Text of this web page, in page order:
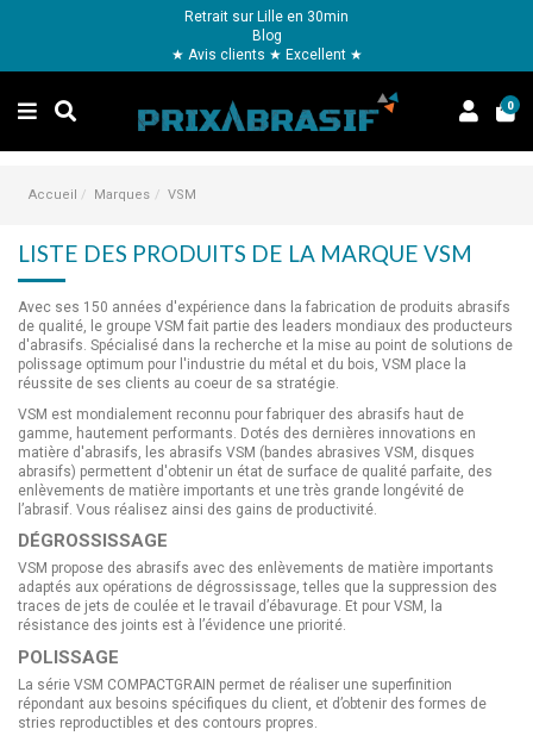
Retrait sur Lille en 30min
Blog
★ Avis clients ★ Excellent ★
0
Accueil Marques VSM
LISTE DES PRODUITS DE LA MARQUE VSM
Avec ses 150 années d'expérience dans la fabrication de produits abrasifs
de qualité, le groupe VSM fait partie des leaders mondiaux des producteurs
d'abrasifs. Spécialisé dans la recherche et la mise au point de solutions de
polissage optimum pour l'industrie du métal et du bois, VSM place la
réussite de ses clients au coeur de sa stratégie.
VSM est mondialement reconnu pour fabriquer des abrasifs haut de
gamme, hautement performants. Dotés des dernières innovations en
matière d'abrasifs, les abrasifs VSM (bandes abrasives VSM , disques
abrasifs) permettent d'obtenir un état de surface de qualité parfaite, des
enlèvements de matière importants et une très grande longévité de
l’abrasif. Vous réalisez ainsi des gains de productivité.
DÉGROSSISSAGE
VSM propose des abrasifs avec des enlèvements de matière importants
adaptés aux opérations de dégrossissage, telles que la suppression des
traces de jets de coulée et le travail d’ébavurage. Et pour VSM, la
résistance des joints est à l’évidence une priorité.
POLISSAGE
La série VSM COMPACTGRAIN permet de réaliser une superfinition
répondant aux besoins spécifiques du client, et d’obtenir des formes de
stries reproductibles et des contours propres.